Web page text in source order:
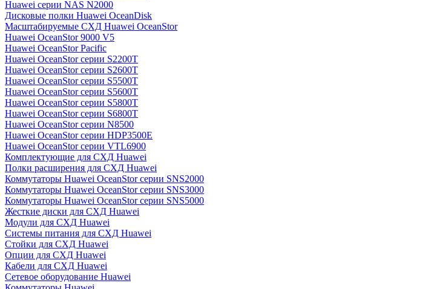
Huawei серии NAS N2000
Дисковые полки Huawei OceanDisk
Масштабируемые СХД Huawei OceanStor
Huawei OceanStor 9000 V5
Huawei OceanStor Pacific
Huawei OceanStor серии S2200T
Huawei OceanStor серии S2600T
Huawei OceanStor серии S5500T
Huawei OceanStor серии S5600T
Huawei OceanStor серии S5800T
Huawei OceanStor серии S6800T
Huawei OceanStor серии N8500
Huawei OceanStor серии HDP3500E
Huawei OceanStor серии VTL6900
Комплектующие для СХД Huawei
Полки расширения для СХД Huawei
Коммутаторы Huawei OceanStor серии SNS2000
Коммутаторы Huawei OceanStor серии SNS3000
Коммутаторы Huawei OceanStor серии SNS5000
Жесткие диски для СХД Huawei
Модули для СХД Huawei
Системы питания для СХД Huawei
Стойки для СХД Huawei
Опции для СХД Huawei
Кабели для СХД Huawei
Сетевое оборудование Huawei